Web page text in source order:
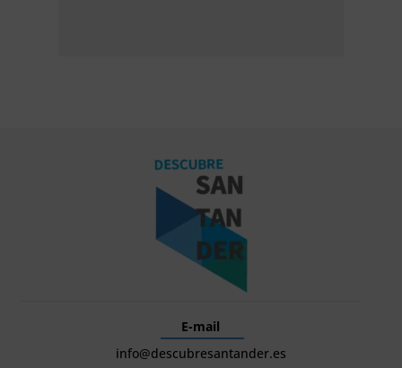
E-mail
info@descubresantander.es